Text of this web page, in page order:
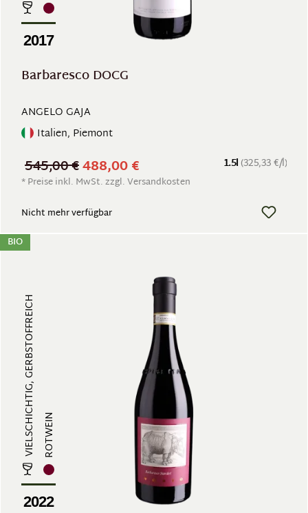
2017
Barbaresco DOCG
ANGELO GAJA
Italien, Piemont
1.5l (325,33 €/l)
488,00 €
545,00 €
* Preise inkl. MwSt. zzgl. Versandkosten
Nicht mehr verfügbar
BIO
VIELSCHICHTIG, GERBSTOFFREICH ROTWEIN
2022